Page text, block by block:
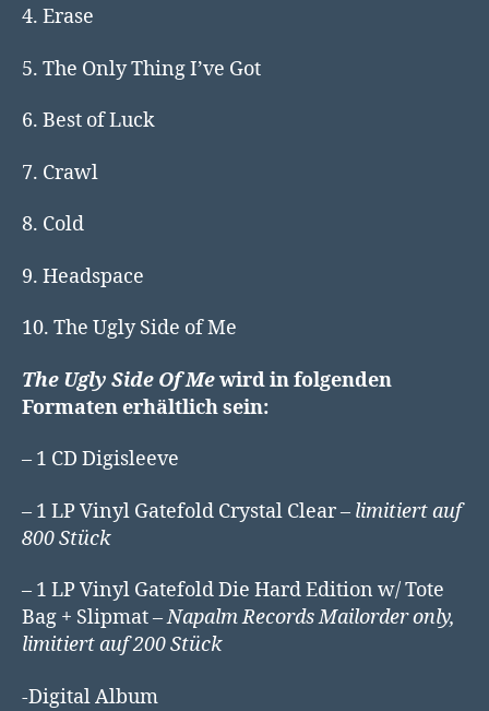
4. Erase
5. The Only Thing I’ve Got
6. Best of Luck
7. Crawl
8. Cold
9. Headspace
10. The Ugly Side of Me
The Ugly Side Of Mewird in folgenden
Formaten erhältlich sein:
– 1 CD Digisleeve
– 1 LP Vinyl Gatefold Crystal Clear– limitiert auf
800 Stück
– 1 LP Vinyl Gatefold Die Hard Edition w/ Tote
Bag + Slipmat –Napalm Records Mailorder only,
limitiert auf 200 Stück
-Digital Album